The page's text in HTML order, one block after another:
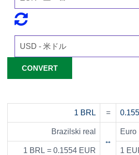
1 BRL =
Brazilski real
↔
Euro
1 BRL = 0.1554 EUR 1